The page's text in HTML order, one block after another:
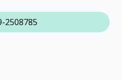
2508785